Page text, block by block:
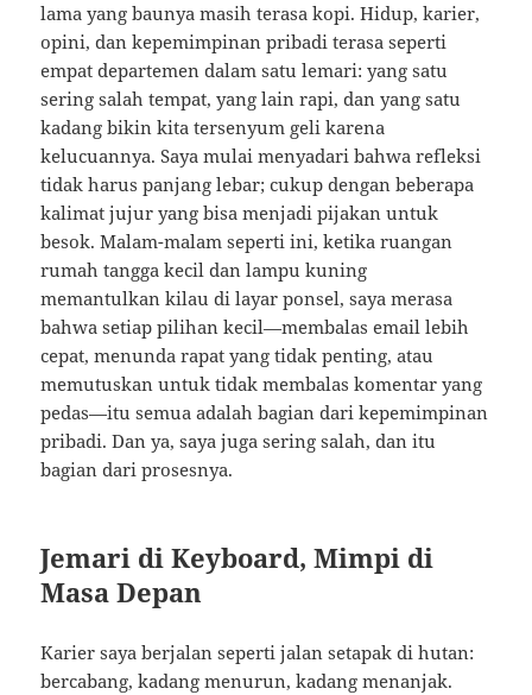
lama yang baunya masih terasa kopi. Hidup, karier,
opini, dan kepemimpinan pribadi terasa seperti
empat departemen dalam satu lemari: yang satu
sering salah tempat, yang lain rapi, dan yang satu
kadang bikin kita tersenyum geli karena
kelucuannya. Saya mulai menyadari bahwa refleksi
tidak harus panjang lebar; cukup dengan beberapa
kalimat jujur yang bisa menjadi pijakan untuk
besok. Malam-malam seperti ini, ketika ruangan
rumah tangga kecil dan lampu kuning
memantulkan kilau di layar ponsel, saya merasa
bahwa setiap pilihan kecil—membalas email lebih
cepat, menunda rapat yang tidak penting, atau
memutuskan untuk tidak membalas komentar yang
pedas—itu semua adalah bagian dari kepemimpinan
pribadi. Dan ya, saya juga sering salah, dan itu
bagian dari prosesnya.
Jemari di Keyboard, Mimpi di
Masa Depan
Karier saya berjalan seperti jalan setapak di hutan:
bercabang, kadang menurun, kadang menanjak.